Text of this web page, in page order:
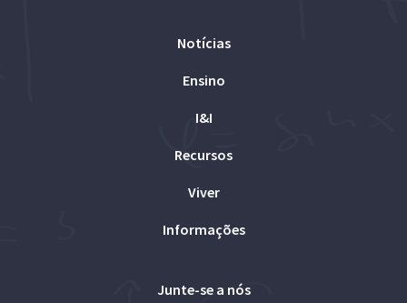
Notícias
Ensino
I&I
Recursos
Viver
Informações
Junte-se a nós